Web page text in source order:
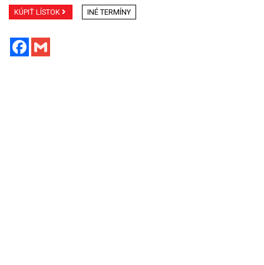
KÚPIŤ LÍSTOK INÉ TERMÍNY
Facebook